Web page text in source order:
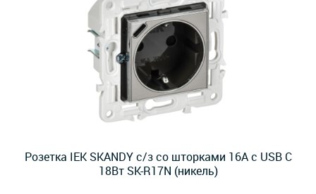
Розетка IEK SKANDY с/з со шторками 16А с USB C
18Вт SK-R17N (никель)